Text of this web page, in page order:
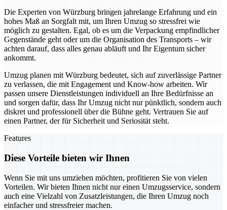
Die Experten von Würzburg bringen jahrelange Erfahrung und ein
hohes Maß an Sorgfalt mit, um Ihren Umzug so stressfrei wie
möglich zu gestalten. Egal, ob es um die Verpackung empfindlicher
Gegenstände geht oder um die Organisation des Transports – wir
achten darauf, dass alles genau abläuft und Ihr Eigentum sicher
ankommt.
Umzug planen mit Würzburg bedeutet, sich auf zuverlässige Partner
zu verlassen, die mit Engagement und Know-how arbeiten. Wir
passen unsere Dienstleistungen individuell an Ihre Bedürfnisse an
und sorgen dafür, dass Ihr Umzug nicht nur pünktlich, sondern auch
diskret und professionell über die Bühne geht. Vertrauen Sie auf
einen Partner, der für Sicherheit und Seriosität steht.
Features
Diese Vorteile bieten wir Ihnen
Wenn Sie mit uns umziehen möchten, profitieren Sie von vielen
Vorteilen. Wir bieten Ihnen nicht nur einen Umzugsservice, sondern
auch eine Vielzahl von Zusatzleistungen, die Ihren Umzug noch
einfacher und stressfreier machen.